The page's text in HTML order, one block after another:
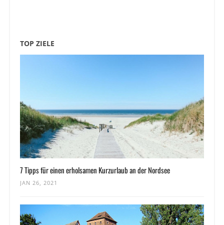
TOP ZIELE
7 Tipps für einen erholsamen Kurzurlaub an der Nordsee
JAN 26, 2021